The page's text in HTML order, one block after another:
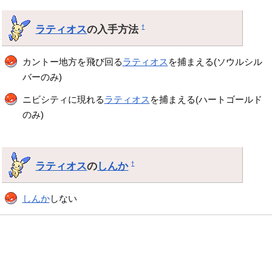
ラティオスの入手方法†
カントー地方を飛び回るラティオス を捕まえる(ソウルシル
バーのみ)
ニビシティに現れるラティオス を捕まえる(ハートゴールド
のみ)
ラティオスのしんか †
しんかしない